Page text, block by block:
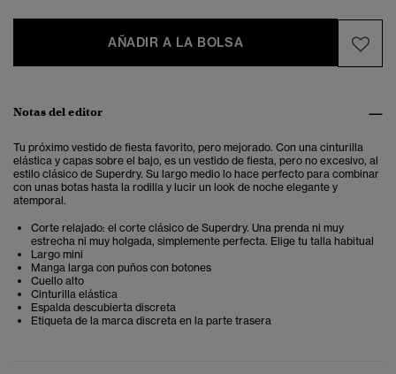
AÑADIR A LA BOLSA
Notas del editor
Tu próximo vestido de fiesta favorito, pero mejorado. Con una cinturilla
elástica y capas sobre el bajo, es un vestido de fiesta, pero no excesivo, al
estilo clásico de Superdry. Su largo medio lo hace perfecto para combinar
con unas botas hasta la rodilla y lucir un look de noche elegante y
atemporal.
Corte relajado: el corte clásico de Superdry. Una prenda ni muy
estrecha ni muy holgada, simplemente perfecta. Elige tu talla habitual
Largo mini
Manga larga con puños con botones
Cuello alto
Cinturilla elástica
Espalda descubierta discreta
Etiqueta de la marca discreta en la parte trasera